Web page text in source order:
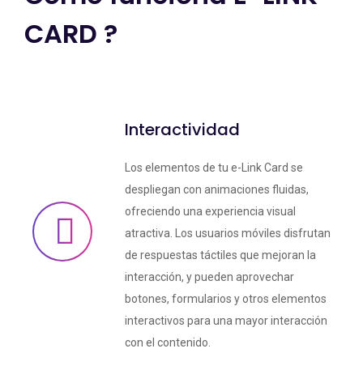
CARD ?
Interactividad
Los elementos de tu e-Link Card se
despliegan con animaciones fluidas,
ofreciendo una experiencia visual
atractiva. Los usuarios móviles disfrutan
de respuestas táctiles que mejoran la
interacción, y pueden aprovechar
botones, formularios y otros elementos
interactivos para una mayor interacción
con el contenido.